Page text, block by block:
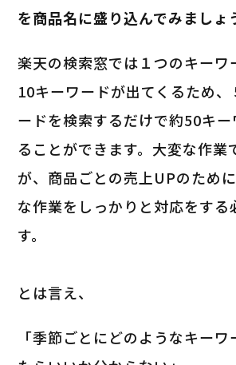
を商品名に盛り込んでみましょ
楽天の検索窓では１つのキーワ
10キーワードが出てくるため
ードを検索するだけで約50キ
ることができます。大変な作業
が、商品ごとの売上UPのため
な作業をしっかりと対応をする
す。
とは言え、
「季節ごとにどのようなキー